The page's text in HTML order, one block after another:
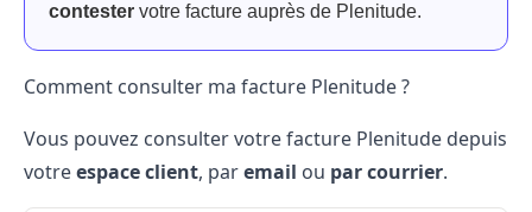
contester votre facture auprès de Plenitude.
Comment consulter ma facture Plenitude ?
Vous pouvez consulter votre facture Plenitude depuis
votreespace client, paremail ou par courrier.